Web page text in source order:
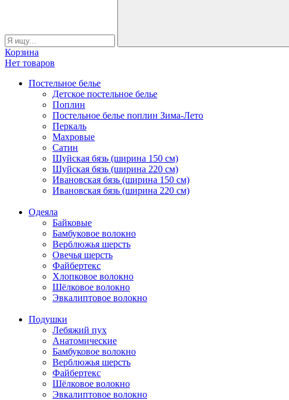
Корзина
Нет товаров
Постельное белье
Детское постельное белье
Поплин
Постельное белье поплин Зима-Лето
Перкаль
Махровые
Сатин
Шуйская бязь (ширина 150 см)
Шуйская бязь (ширина 220 см)
Ивановская бязь (ширина 150 см)
Ивановская бязь (ширина 220 см)
Одеяла
Байковые
Бамбуковое волокно
Верблюжья шерсть
Овечья шерсть
Файбертекс
Хлопковое волокно
Шёлковое волокно
Эвкалиптовое волокно
Подушки
Лебяжий пух
Анатомические
Бамбуковое волокно
Верблюжья шерсть
Файбертекс
Шёлковое волокно
Эвкалиптовое волокно